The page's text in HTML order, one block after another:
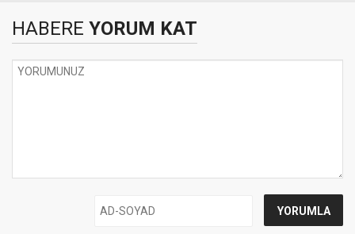
HABERE YORUM KAT